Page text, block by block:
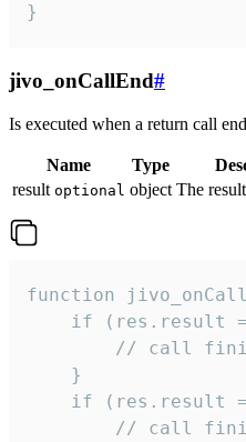
}
jivo_onCallEnd#
Is executed when a return call
Name Type
result optional object The
function
if (res.result
// call
    }
if (res.result
// call